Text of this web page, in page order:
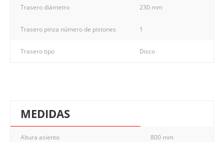
Trasero diámetro 230 mm
Trasero pinza número de pistones 1
Trasero tipo Disco
MEDIDAS
Altura asiento 800 mm